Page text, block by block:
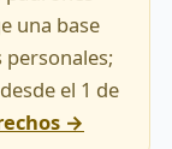
una base
el 1 de
→